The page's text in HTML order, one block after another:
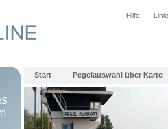
Hilfe
Start Pegelauswahl über Karte